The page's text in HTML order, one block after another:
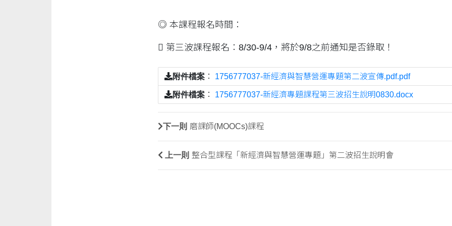
◎ 本課程報名時間：
 第三波課程報名：8/30-9/4，將於9/8之前通知是否錄取！
附件檔案 ： 1756777037-新經濟與智慧營運專題第二波宣傳.pdf.pdf
附件檔案 ： 1756777037-新經濟專題課程第三波招生說明0830.docx
下一則 磨課師(MOOCs)課程
上一則 整合型課程「新經濟與智慧營運專題」第二波招生說明會